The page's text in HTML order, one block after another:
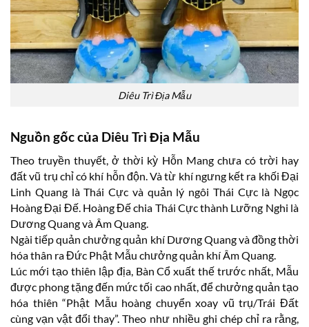
Diêu Trì Địa Mẫu
Nguồn gốc của Diêu Trì Địa Mẫu
Theo truyền thuyết, ở thời kỳ Hỗn Mang chưa có trời hay
đất vũ trụ chỉ có khí hỗn độn. Và từ khí ngưng kết ra khối Đại
Linh Quang là Thái Cực và quản lý ngôi Thái Cực là Ngọc
Hoàng Đại Đế. Hoàng Đế chia Thái Cực thành Lưỡng Nghi là
Dương Quang và Âm Quang.
Ngài tiếp quản chưởng quản khí Dương Quang và đồng thời
hóa thân ra Đức Phật Mẫu chưởng quản khí Âm Quang.
Lúc mới tạo thiên lập địa, Bàn Cổ xuất thế trước nhất, Mẫu
được phong tặng đến mức tối cao nhất, để chưởng quản tạo
hóa thiên “Phật Mẫu hoàng chuyển xoay vũ trụ/Trái Đất
cùng vạn vật đổi thay”. Theo như nhiều ghi chép chỉ ra rằng,